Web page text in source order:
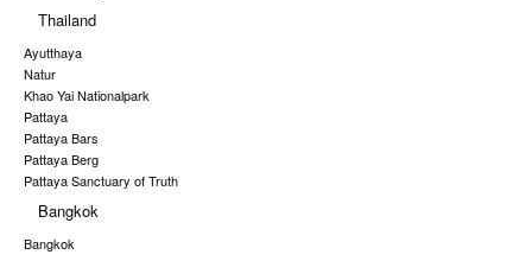
Thailand
Ayutthaya
Natur
Khao Yai Nationalpark
Pattaya
Pattaya Bars
Pattaya Berg
Pattaya Sanctuary of Truth
Bangkok
Bangkok